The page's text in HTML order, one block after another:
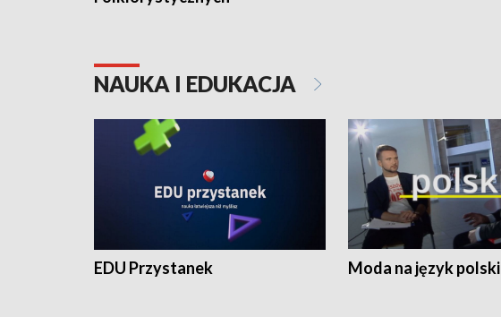
NAUKA I EDUKACJA
EDU Przystanek Moda na język polski